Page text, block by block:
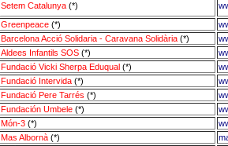
Setem Catalunya (*)
Greenpeace (*)
Barcelona Acció Solidaria - Caravana Solidària (*)
Aldees Infantils SOS (*)
Fundació Vicki Sherpa Eduqual (*)
Fundació Intervida (*)
Fundació Pere Tarrés (*)
Fundación Umbele (*)
Món-3 (*)
Mas Albornà (*)